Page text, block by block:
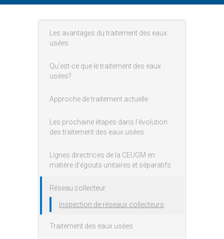
Main menu
Les avantages du traitement des eaux
usées
Qu’est-ce que le traitement des eaux
usées?
Approche de traitement actuelle
Les prochaine étapes dans l’évolution
des traitement des eaux usées
Lignes directrices de la CEUGM en
matière d’égouts unitaires et séparatifs
Réseau collecteur
Inspection de réseaux collecteurs
Traitement des eaux usées